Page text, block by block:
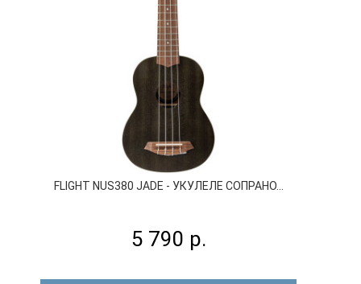
FLIGHT NUS380 JADE - УКУЛЕЛЕ СОПРАНО...
5 790 р.